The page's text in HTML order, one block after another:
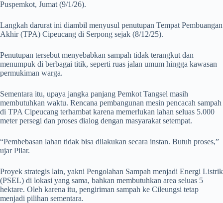
Puspemkot, Jumat (9/1/26).
Langkah darurat ini diambil menyusul penutupan Tempat Pembuangan
Akhir (TPA) Cipeucang di Serpong sejak (8/12/25).
Penutupan tersebut menyebabkan sampah tidak terangkut dan
menumpuk di berbagai titik, seperti ruas jalan umum hingga kawasan
permukiman warga.
Sementara itu, upaya jangka panjang Pemkot Tangsel masih
membutuhkan waktu. Rencana pembangunan mesin pencacah sampah
di TPA Cipeucang terhambat karena memerlukan lahan seluas 5.000
meter persegi dan proses dialog dengan masyarakat setempat.
“Pembebasan lahan tidak bisa dilakukan secara instan. Butuh proses,”
ujar Pilar.
Proyek strategis lain, yakni Pengolahan Sampah menjadi Energi Listrik
(PSEL) di lokasi yang sama, bahkan membutuhkan area seluas 5
hektare. Oleh karena itu, pengiriman sampah ke Cileungsi tetap
menjadi pilihan sementara.